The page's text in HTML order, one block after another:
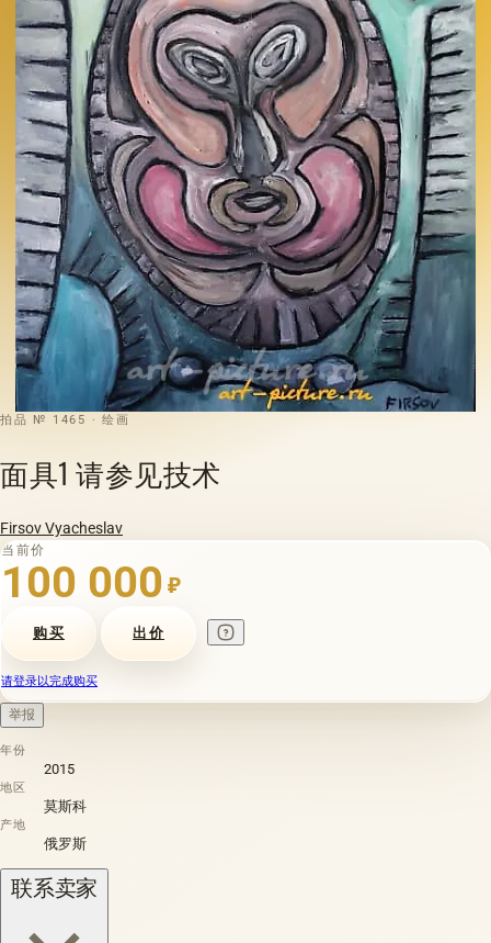
拍品 № 1465 · 绘画
面具1 请参见技术
Firsov Vyacheslav
当前价
100 000 ₽
购买 出价
请登录以完成购买
举报
年份
2015
地区
莫斯科
产地
俄罗斯
联系卖家